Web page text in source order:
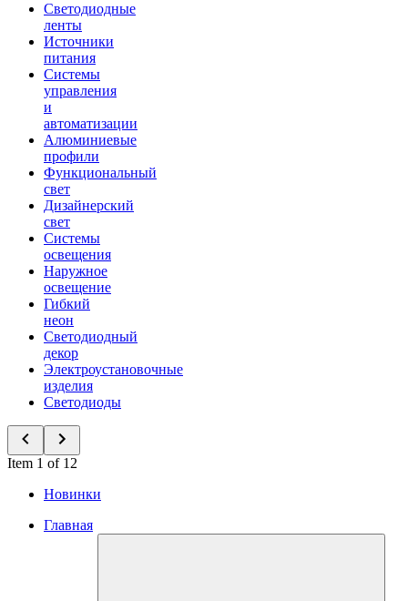
Светодиодные
ленты
Источники
питания
Системы
управления
и
автоматизации
Алюминиевые
профили
Функциональный
свет
Дизайнерский
свет
Системы
освещения
Наружное
освещение
Гибкий
неон
Светодиодный
декор
Электроустановочные
изделия
Светодиоды
Item 1 of 12
Новинки
Главная